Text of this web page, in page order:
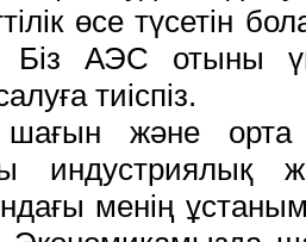
өсе түсетін
АЭС отыны
тиіспіз.
шағын және
индустриялық
менің